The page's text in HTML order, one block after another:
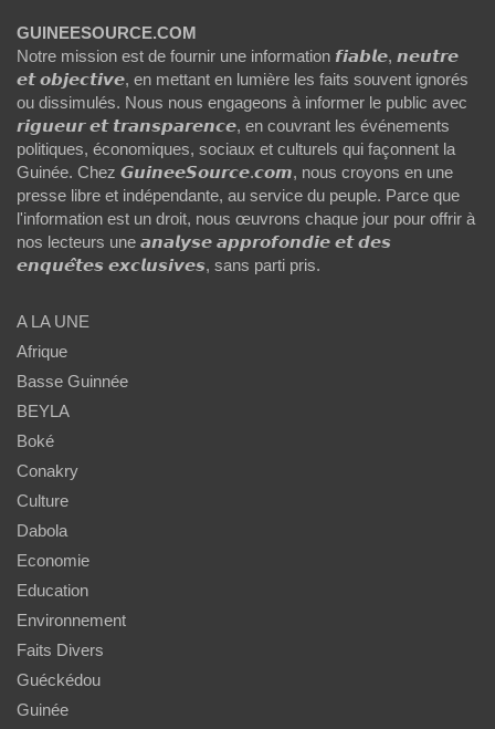
GUINEESOURCE.COM
Notre mission est de fournir une information 𝙛𝙞𝙖𝙗𝙡𝙚, 𝙣𝙚𝙪𝙩𝙧𝙚
𝙚𝙩 𝙤𝙗𝙟𝙚𝙘𝙩𝙞𝙫𝙚, en mettant en lumière les faits souvent ignorés
ou dissimulés. Nous nous engageons à informer le public avec
𝙧𝙞𝙜𝙪𝙚𝙪𝙧 𝙚𝙩 𝙩𝙧𝙖𝙣𝙨𝙥𝙖𝙧𝙚𝙣𝙘𝙚, en couvrant les événements
politiques, économiques, sociaux et culturels qui façonnent la
Guinée. Chez 𝙂𝙪𝙞𝙣𝙚𝙚𝙎𝙤𝙪𝙧𝙘𝙚.𝙘𝙤𝙢, nous croyons en une
presse libre et indépendante, au service du peuple. Parce que
l'information est un droit, nous œuvrons chaque jour pour offrir à
nos lecteurs une 𝙖𝙣𝙖𝙡𝙮𝙨𝙚 𝙖𝙥𝙥𝙧𝙤𝙛𝙤𝙣𝙙𝙞𝙚 𝙚𝙩 𝙙𝙚𝙨
𝙚𝙣𝙦𝙪𝙚̂𝙩𝙚𝙨 𝙚𝙭𝙘𝙡𝙪𝙨𝙞𝙫𝙚𝙨, sans parti pris.
A LA UNE
Afrique
Basse Guinnée
BEYLA
Boké
Conakry
Culture
Dabola
Economie
Education
Environnement
Faits Divers
Guéckédou
Guinée